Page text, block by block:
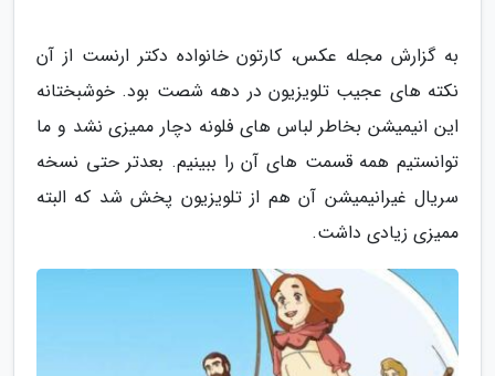
به گزارش مجله عکس، کارتون خانواده دکتر ارنست از آن
نکته های عجیب تلویزیون در دهه شصت بود. خوشبختانه
این انیمیشن بخاطر لباس های فلونه دچار ممیزی نشد و ما
توانستیم همه قسمت های آن را ببینیم. بعدتر حتی نسخه
سریال غیرانیمیشن آن هم از تلویزیون پخش شد که البته
ممیزی زیادی داشت.